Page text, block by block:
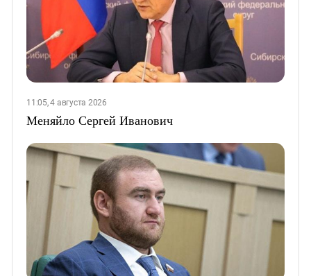
11:05, 4 августа 2026
Меняйло Сергей Иванович